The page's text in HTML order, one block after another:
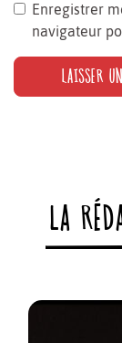
Enregistrer
navigateur
LA